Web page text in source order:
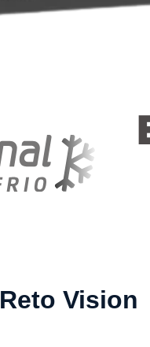
Vision